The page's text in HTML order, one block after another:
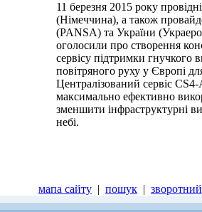
11 березня 2015 року
(Німеччина), а також
(PANSA) та України
оголосили про створення
сервісу підтримки гнучкого
повітряного руху у Європі
Централізований сервіс
максимально ефективно
зменшити інфраструктурні
небі.
мапа сайту | пошук |